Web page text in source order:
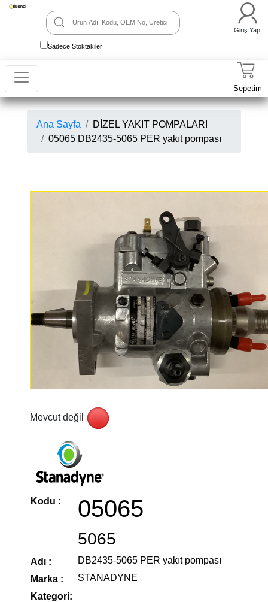
Sadece Stoktakiler
Giriş Yap
Sepetim
Ana Sayfa
DİZEL YAKIT POMPALARI
05065 DB2435-5065 PER yakıt pompası
Mevcut değil
Kodu : 05065
5065
Adı :
DB2435-5065 PER yakıt pompası
Marka :
STANADYNE
Kategori: